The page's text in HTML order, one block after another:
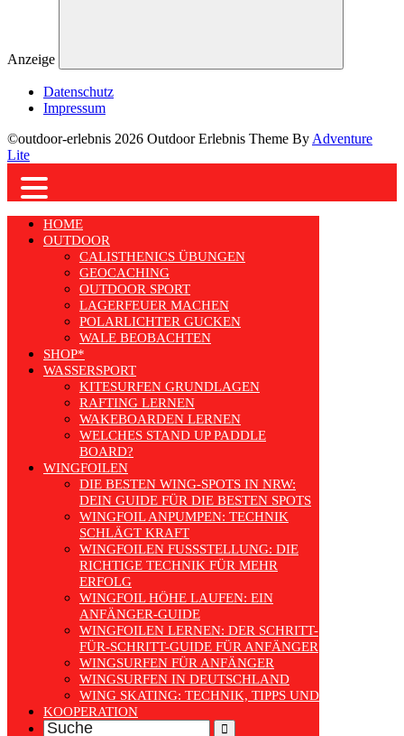
Anzeige
Datenschutz
Impressum
©outdoor-erlebnis 2026 Outdoor Erlebnis Theme By Adventure
Lite
HOME
OUTDOOR
CALISTHENICS ÜBUNGEN
GEOCACHING
OUTDOOR SPORT
LAGERFEUER MACHEN
POLARLICHTER GUCKEN
WALE BEOBACHTEN
SHOP*
WASSERSPORT
KITESURFEN GRUNDLAGEN
RAFTING LERNEN
WAKEBOARDEN LERNEN
WELCHES STAND UP PADDLE
BOARD?
WINGFOILEN
DIE BESTEN WING-SPOTS IN NRW:
DEIN GUIDE FÜR DIE BESTEN SPOTS
WINGFOIL ANPUMPEN: TECHNIK
SCHLÄGT KRAFT
WINGFOILEN FUSSSTELLUNG: DIE R
ICHTIGE TECHNIK FÜR MEHR E
RFOLG
WINGFOIL HÖHE LAUFEN: EIN
ANFÄNGER-GUIDE
WINGFOILEN LERNEN: DER SCHRITT-
FÜR-SCHRITT-GUIDE FÜR ANFÄNGER
WINGSURFEN FÜR ANFÄNGER
WINGSURFEN IN DEUTSCHLAND
WING SKATING: TECHNIK, TIPPS UND TRENDS
KOOPERATION
Search